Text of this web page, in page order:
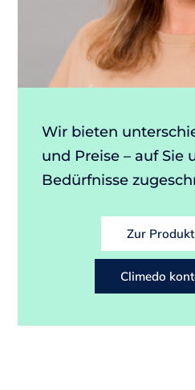
Wir bieten
und Preise – auf Sie
Bedürfnisse
Zur
Climedo